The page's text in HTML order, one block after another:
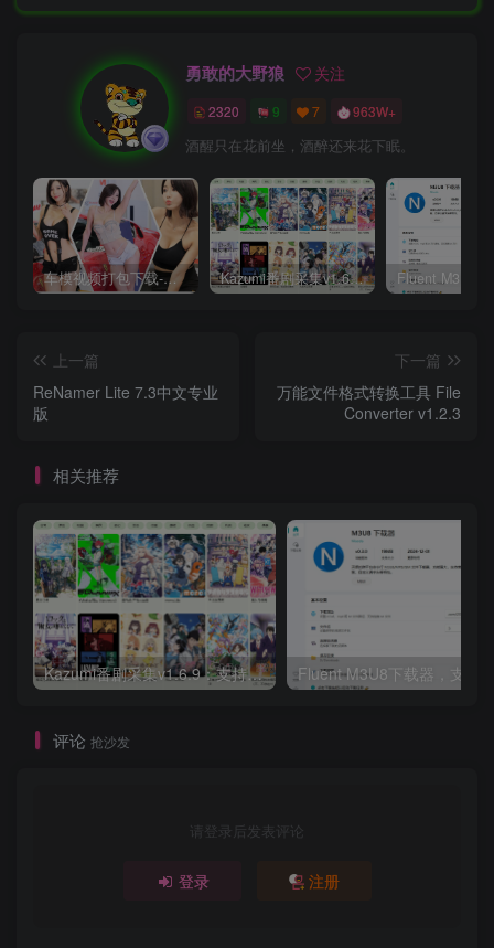
勇敢的大野狼 关注
2320 9 7 963W+
酒醒只在花前坐，酒醉还来花下眠。
车模视频打包下载-高清无水印版 Kazumi番剧采集v1.6.9：支持自定义规则+在线观看+弹幕，跨平台下载
上一篇
ReNamer Lite 7.3中文专业
版
下一篇
万能文件格式转换工具 File
Converter v1.2.3
相关推荐
Kazumi番剧采集v1.6.9：支持自定义规则+在线观看+弹幕，跨平台下载 Fluent M3U8下载器，支持
评论 抢沙发
请登录后发表评论
登录 注册